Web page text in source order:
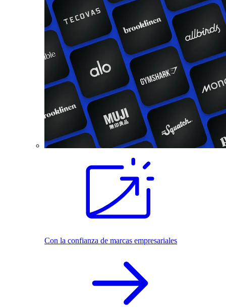
Con la confianza de marcas empresariales